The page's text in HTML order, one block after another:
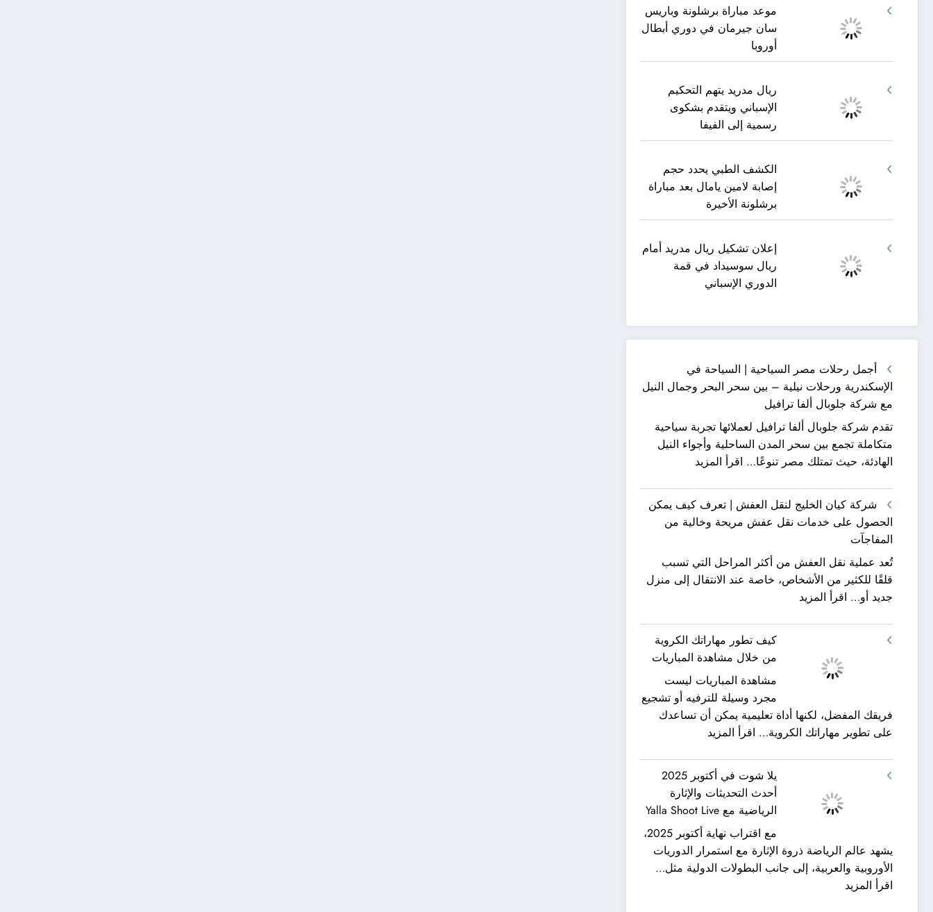
موعد مباراة برشلونة وباريس
سان جيرمان في دوري أبطال
أوروبا
ريال مدريد يتهم التحكيم
الإسباني ويتقدم بشكوى
رسمية إلى الفيفا
الكشف الطبي يحدد حجم
إصابة لامين يامال بعد مباراة
برشلونة الأخيرة
إعلان تشكيل ريال مدريد أمام
ريال سوسيداد في قمة
الدوري الإسباني
أجمل رحلات مصر السياحية | السياحة في
الإسكندرية ورحلات نيلية – بين سحر البحر وجمال النيل
مع شركة جلوبال ألفا ترافيل
تقدم شركة جلوبال ألفا ترافيل لعملائها تجربة سياحية
متكاملة تجمع بين سحر المدن الساحلية وأجواء النيل
الهادئة، حيث تمتلك مصر تنوعًا… اقرأ المزيد
مصر
السياحية
السياحة
في
نيلية
–
سحر
البحر
وجمال
مع
شركة
جلوبال
ألفا
ترافيل
شركة كيان الخليج لنقل العفش | تعرف كيف يمكن
الحصول على خدمات نقل عفش مريحة وخالية من
المفاجآت
تُعد عملية نقل العفش من أكثر المراحل التي تسبب
قلقًا للكثير من الأشخاص، خاصة عند الانتقال إلى منزل
جديد أو… اقرأ المزيد
الخليج
العفش
تعرف
كيف
الحصول
خدمات
عفش
مريحة
وخالية
كيف تطور مهاراتك الكروية
من خلال مشاهدة المباريات
مشاهدة المباريات ليست
مجرد وسيلة للترفيه أو تشجيع
فريقك المفضل، لكنها أداة تعليمية يمكن أن تساعدك
على تطوير مهاراتك الكروية… اقرأ المزيد
مهاراتك
الكروية
من
خلال
مشاهدة
المباريات
يلا شوت في أكتوبر 2025
أحدث التحديثات والإثارة
الرياضية مع Yalla Shoot Live
مع اقتراب نهاية أكتوبر 2025،
يشهد عالم الرياضة ذروة الإثارة مع استمرار الدوريات
الأوروبية والعربية، إلى جانب البطولات الدولية مثل…
اقرأ المزيد